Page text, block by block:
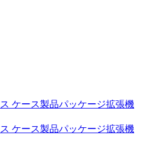
ケース製品パッケージ拡張機
ケース製品パッケージ拡張機